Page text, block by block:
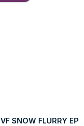
VF SNOW FLURRY EP